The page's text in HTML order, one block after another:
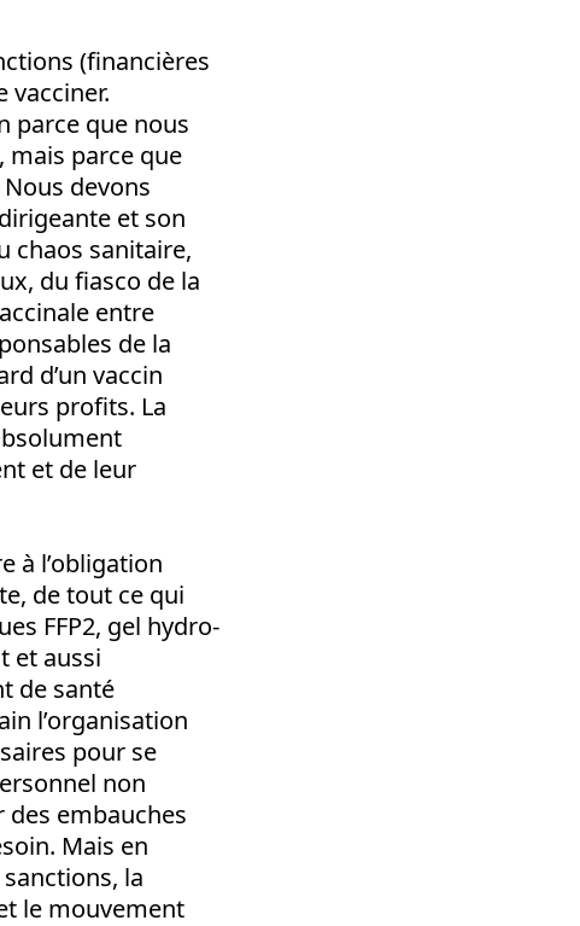
(financières
vacciner.
parce que nous
mais parce que
devons
et son
chaos sanitaire,
du fiasco de la
entre
de la
d’un vaccin
profits. La
et de leur
à l’obligation
de tout ce qui
FFP2, gel hydro-
et aussi
de santé
l’organisation
pour se
non
des embauches
Mais en
la
le mouvement